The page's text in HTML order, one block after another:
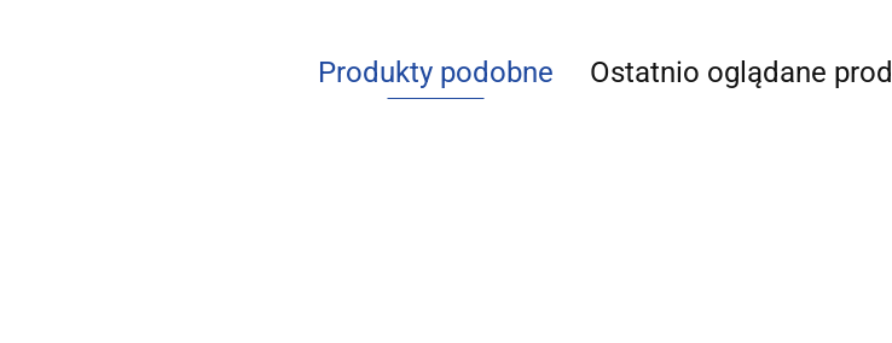
Produkty podobne Ostatnio oglądane